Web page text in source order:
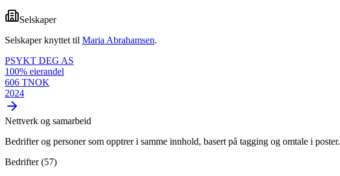
Selskaper
Selskaper knyttet til Maria Abrahamsen.
PSYKT DEG AS
100% eierandel
606 TNOK
2024
Nettverk og samarbeid
Bedrifter og personer som opptrer i samme innhold, basert på tagging og omtale i poster.
Bedrifter (57)